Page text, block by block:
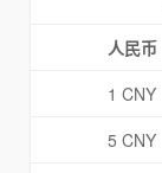
人民币
1 CNY
5 CNY